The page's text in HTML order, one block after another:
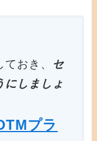
おき、
セ
にしましょ
プラ